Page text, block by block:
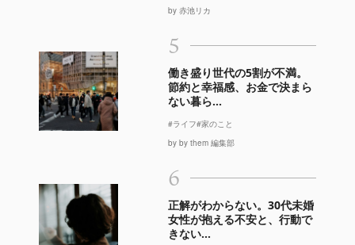
by 赤池リカ
5
働き盛り世代の5割が不満。
節約と幸福感、お金で決まら
ない暮ら...
#ライフ#家のこと
by by them 編集部
6
正解がわからない。30代未婚
女性が抱える不安と、行動で
きない...